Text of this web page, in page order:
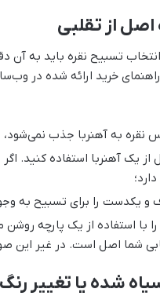
از تقلبی
انتخاب تسبیح نقره باید به
خرید ارائه شده در
نقره به آهنربا جذب
از یک آهنربا استفاده کنید.
و یکدست را برای تسبیح به
را با استفاده از یک پارچه
شما اصل است. در غیر این
شده یا تغییر